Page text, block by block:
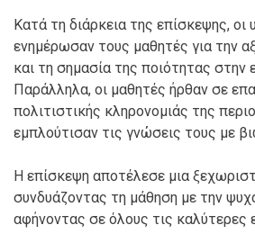
Κατά τη διάρκεια της επίσκεψης, οι
ενημέρωσαν τους μαθητές για την
και τη σημασία της ποιότητας στην
Παράλληλα, οι μαθητές ήρθαν σε
πολιτιστικής κληρονομιάς της
εμπλούτισαν τις γνώσεις τους με
Η επίσκεψη αποτέλεσε μια
συνδυάζοντας τη μάθηση με την
αφήνοντας σε όλους τις καλύτερες